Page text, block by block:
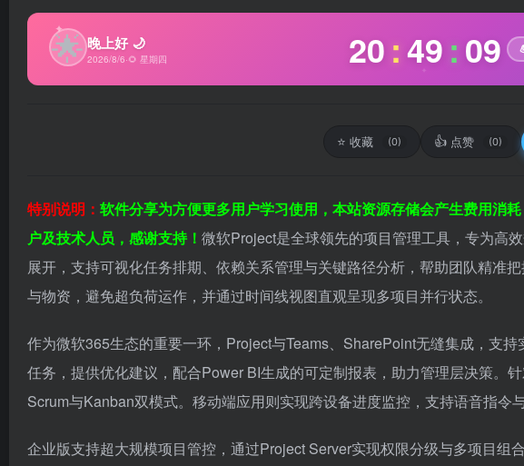
🌟晚上好 🌙
2026/8/6·🌻 星期四 20:49:10
✦
✦
⭐ 收藏 (0) 👍 点赞 (0)
特别说明： 软件分享为方便更多用户学习使用，本站资源存储会产生费用消
户及技术人员，感谢支持！ 微软Project是全球领先的项目管理工具，专为高
展开，支持可视化任务排期、依赖关系管理与关键路径分析，帮助团队精准
与物资，避免超负荷运作，并通过时间线视图直观呈现多项目并行状态。
作为微软365生态的重要一环，Project与Teams、SharePoint无缝集成，支
任务，提供优化建议，配合Power BI生成的可定制报表，助力管理层决策。
Scrum与Kanban双模式。移动端应用则实现跨设备进度监控，支持语音指令与
企业版支持超大规模项目管控，通过Project Server实现权限分级与多项目组